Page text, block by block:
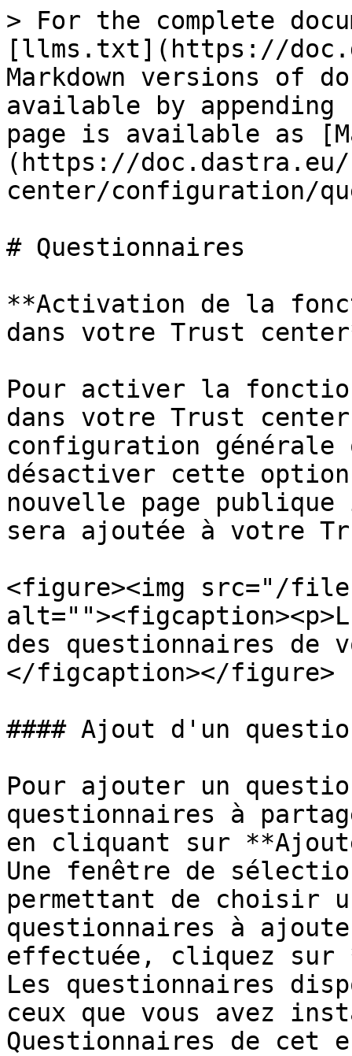
> For the complete
[llms.txt](https://
Markdown versions of
available by
page is available as
(https://
center/configuration/
# Questionnaires
**Activation de la
dans votre Trust
Pour activer la
dans votre Trust
configuration
désactiver cette
nouvelle page
sera ajoutée à votre
<figure><img src="/files/
des questionnaires de
</figcaption></figure>
#### Ajout d'un
Pour ajouter un
questionnaires à
en cliquant sur
Une fenêtre de
permettant de choisir
questionnaires à
effectuée, cliquez
Les questionnaires
ceux que vous avez
Questionnaires de cet